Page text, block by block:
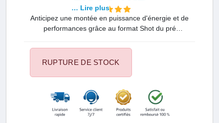
Anticipez une montée en puissance d'énergie et de
performances grâce au format Shot du pré
80 ml constitue une solution puissante spécialement
conçue pour dynamiser vos séances d'entraînement et
… Lire plus
RUPTURE DE STOCK